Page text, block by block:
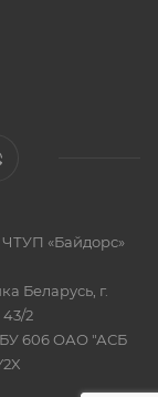
«Байдорс»
Беларусь, г.
2
606 ОАО "АСБ